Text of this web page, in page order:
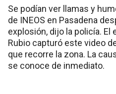
Se podían ver llamas y
de INEOS en Pasadena
explosión, dijo la policía.
Rubio capturó este video
que recorre la zona. La
se conoce de inmediato.